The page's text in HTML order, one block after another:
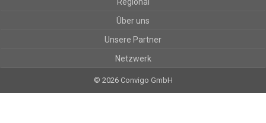
Über uns
Unsere Partner
Netzwerk
© 2026 Convigo GmbH